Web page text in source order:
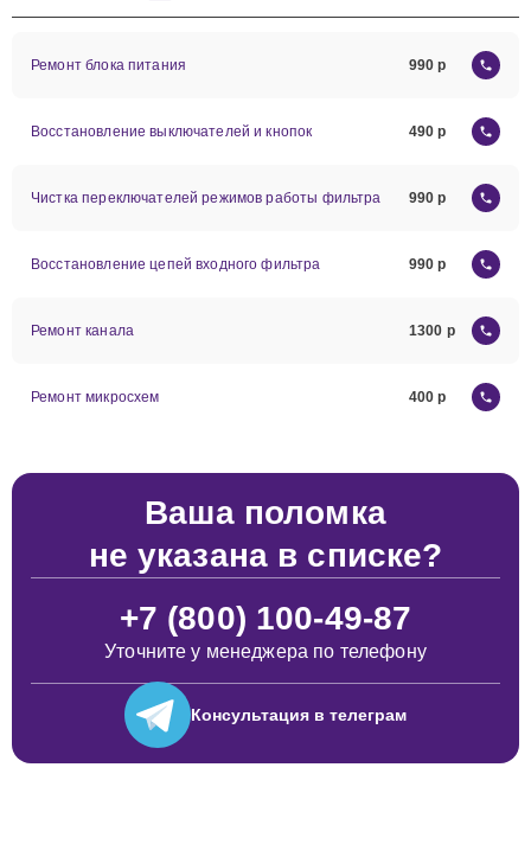
Ремонт блока питания 990
Восстановление выключателей и кнопок 490
Чистка переключателей режимов работы фильтра 990
Восстановление цепей входного фильтра 990
Ремонт канала 1300
Ремонт микросхем 400
Ваша поломка
не указана в списке?
+7 (800) 100-49-87
Уточните у менеджера по телефону
Консультация в телеграм